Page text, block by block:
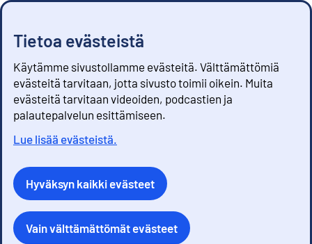
Tietoa evästeistä
Käytämme sivustollamme evästeitä. Välttämättömiä
evästeitä tarvitaan, jotta sivusto toimii oikein. Muita
evästeitä tarvitaan videoiden, podcastien ja
palautepalvelun esittämiseen.
Lue lisää evästeistä.
Hyväksyn kaikki evästeet
Vain välttämättömät evästeet